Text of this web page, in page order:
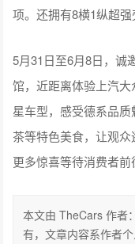
项。还拥有8横1纵超强
5月31日至6月8日，诚
馆，近距离体验上汽
星车型，感受德系品
茶等特色美食，让观
更多惊喜等待消费者前
本文由 TheCars 作者
有，文章内容系作者